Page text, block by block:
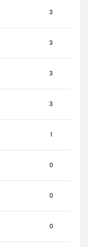
3
3
3
3
1
0
0
0